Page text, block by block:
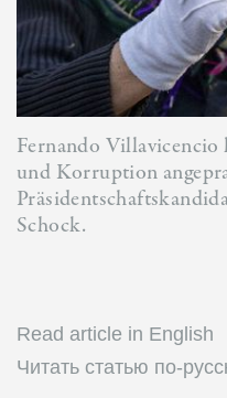
Fernando
und Korruption
Schock.
Read article in English
Читать статью по-